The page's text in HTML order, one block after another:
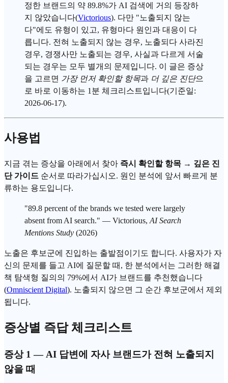
정한 브랜드의 약 89.8%가 AI 검색에 거의 등장하
지 않았습니다(Victorious). 다만 "노출되지 않는
다"에도 유형이 있고, 유형마다 원인과 대응이 다
릅니다. 전혀 노출되지 않는 경우, 노출되다 사라진
경우, 경쟁사만 노출되는 경우, 사실과 다르게 서술
되는 경우는 모두 별개의 문제입니다. 이 글은 증상
을 고르면 가장 먼저 확인할 항목과 더 깊은 진단으
로 바로 이동하는 1분 체크리스트입니다(기준일:
2026-06-17).
사용법
지금 겪는 증상을 아래에서 찾아 즉시 확인할 항목 → 깊은 진
단 가이드 순서로 따라가십시오. 원인 분석에 앞서 빠르게 분
류하는 용도입니다.
"89.8 percent of the brands we tested were largely
absent from AI search." — Victorious, AI Search
Mentions Study (2026)
노출은 후보군에 진입하는 출발점이기도 합니다. 사용자가 자
신의 문제를 들고 AI에 질문할 때, 한 분석에서는 그러한 해결
책 탐색형 질의의 79%에서 AI가 브랜드를 추천했습니다
(Omniscient Digital). 노출되지 않으면 그 순간 후보군에서 제외
됩니다.
증상별 즉답 체크리스트
증상 1 —AI 답변에 자사 브랜드가 전혀 노출되지
않을 때